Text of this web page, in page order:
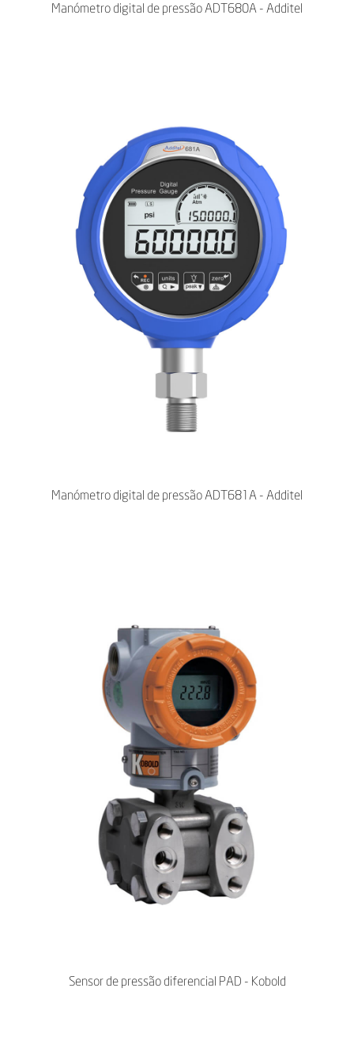
Manómetro digital de pressão ADT680A - Additel
Manómetro digital de pressão ADT681A - Additel
Sensor de pressão diferencial PAD - Kobold